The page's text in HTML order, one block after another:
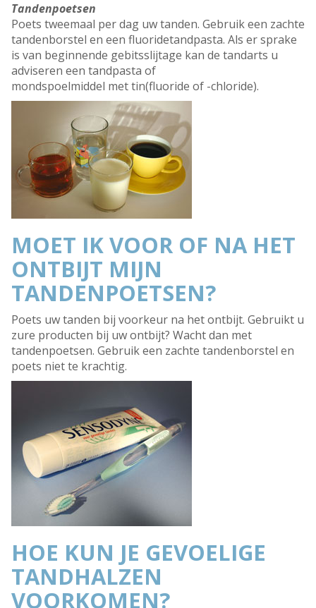
Tandenpoetsen
Poets tweemaal per dag uw tanden. Gebruik een zachte
tandenborstel en een fluoridetandpasta. Als er sprake
is van beginnende gebitsslijtage kan de tandarts u
adviseren een tandpasta of
mondspoelmiddel met tin(fluoride of -chloride).
MOET IK VOOR OF NA HET
ONTBIJT MIJN
TANDENPOETSEN?
Poets uw tanden bij voorkeur na het ontbijt. Gebruikt u
zure producten bij uw ontbijt? Wacht dan met
tandenpoetsen. Gebruik een zachte tandenborstel en
poets niet te krachtig.
HOE KUN JE GEVOELIGE
TANDHALZEN
VOORKOMEN?